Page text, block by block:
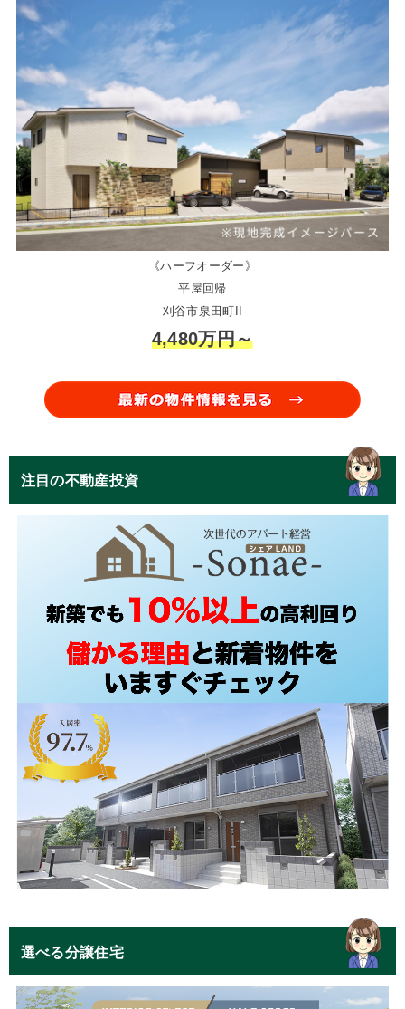
《ハーフオーダー》
平屋回帰
刈谷市泉田町II
4,480万円～
注目の不動産投資
選べる分譲住宅